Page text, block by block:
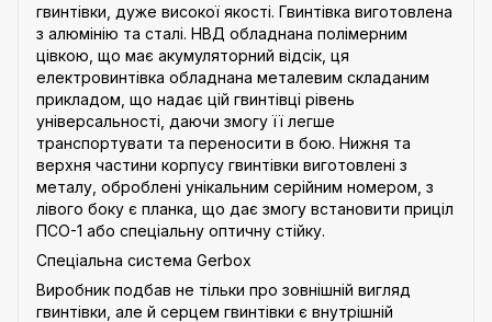
гвинтівки, дуже високої якості. Гвинтівка виготовлена
з алюмінію та сталі. НВД обладнана полімерним
цівкою, що має акумуляторний відсік, ця
електровинтівка обладнана металевим складаним
прикладом, що надає цій гвинтівці рівень
універсальності, даючи змогу її легше
транспортувати та переносити в бою. Нижня та
верхня частини корпусу гвинтівки виготовлені з
металу, оброблені унікальним серійним номером, з
лівого боку є планка, що дає змогу встановити приціл
ПСО-1 або спеціальну оптичну стійку.
Спеціальна система Gerbox
Виробник подбав не тільки про зовнішній вигляд
гвинтівки, але й серцем гвинтівки є внутрішній